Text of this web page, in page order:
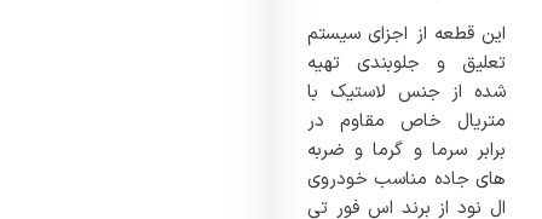
این قطعه از اجزای سیستم
تعلیق و جلوبندی تهیه
شده از جنس لاستیک با
متریال خاص مقاوم در
برابر سرما و گرما و ضربه
های جاده مناسب خودروی
ال نود از برند اس فور تی